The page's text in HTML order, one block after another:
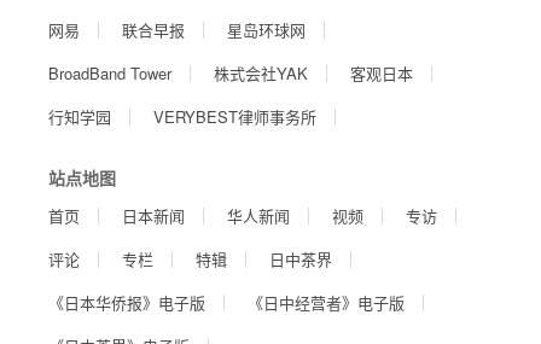
网易
联合早报
星岛环球网
BroadBand Tower
株式会社YAK
客观日本
行知学园
VERYBEST律师事务所
站点地图
首页 日本新闻 华人新闻 视频
专访
评论
专栏 特辑
日中茶界
《日本华侨报》电子版
《日中经营者》电子版